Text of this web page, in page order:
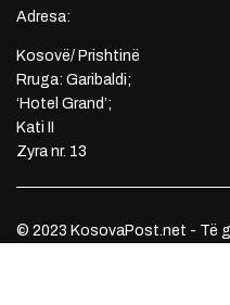
Adresa:
Kosovë/ Prishtinë
Rruga: Garibaldi;
‘Hotel Grand’;
Kati II
Zyra nr. 13
© 2023 KosovaPost.net - Të